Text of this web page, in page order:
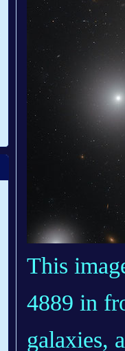
This
4889 in
galaxies,